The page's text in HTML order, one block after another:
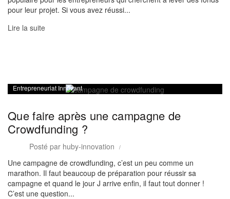
pour leur projet. Si vous avez réussi...
Lire la suite
Entrepreneuriat Innovant
Que faire après une campagne de
Crowdfunding ?
Posté par huby-innovation
Une campagne de crowdfunding, c’est un peu comme un
marathon. Il faut beaucoup de préparation pour réussir sa
campagne et quand le jour J arrive enfin, il faut tout donner !
C’est une question...